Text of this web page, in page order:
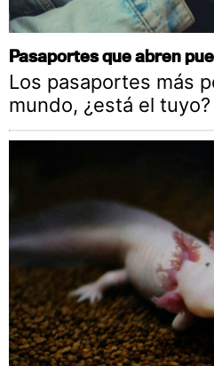
Pasaportes que abren
Los pasaportes más
mundo, ¿está el tuyo?